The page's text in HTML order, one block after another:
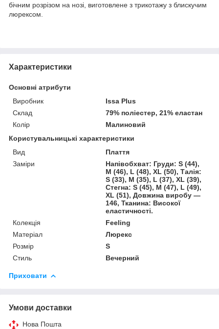
бічним розрізом на нозі, виготовлене з трикотажу з блискучим
люрексом.
Характеристики
Основні атрибути
Виробник
Issa Plus
Склад
79% поліестер, 21% еластан
Колір
Малиновий
Користувальницькі характеристики
Вид
Плаття
Заміри
Напівобхват: Груди: S (44),
M (46), L (48), XL (50), Талія:
S (33), M (35), L (37), XL (39),
Стегна: S (45), M (47), L (49),
XL (51), Довжина виробу —
146, Тканина: Високої
еластичності.
Колекція
Feeling
Матеріал
Люрекс
Розмір
S
Стиль
Вечерний
Приховати
Умови доставки
Нова Пошта